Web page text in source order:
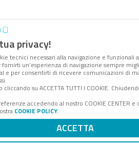
privacy!
tecnici necessari alla navigazione e funzionali
un’esperienza di navigazione sempre
e per consentirti di ricevere comunicazioni di
su ACCETTA TUTTI I COOKIE.
accedendo al nostro COOKIE CENTER
COOKIE POLICY.
ACCETTA